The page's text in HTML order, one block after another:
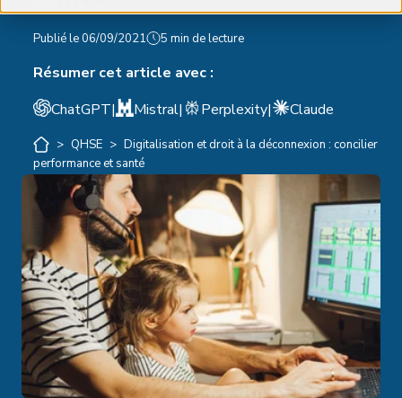
Publié le06/09/2021 5 min de lecture
Résumer cet article avec :
ChatGPT| Mistral| Perplexity| Claude
> QHSE > Digitalisation et droit à la déconnexion : concilier
performance et santé